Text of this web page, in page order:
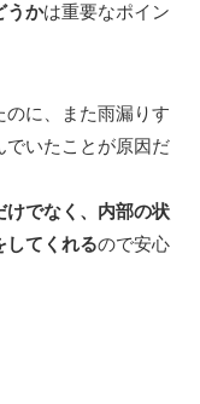
うかは重要なポイン
に、また雨漏りす
いたことが原因だ
けでなく、内部の状
してくれるので安心